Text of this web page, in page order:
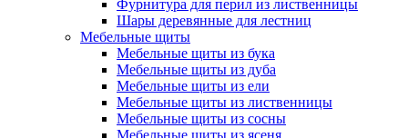
Фурнитура для перил из лиственницы
Шары деревянные для лестниц
Мебельные щиты
Мебельные щиты из бука
Мебельные щиты из дуба
Мебельные щиты из ели
Мебельные щиты из лиственницы
Мебельные щиты из сосны
Мебельные щиты из ясеня